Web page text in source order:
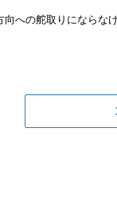
への舵取りにならな